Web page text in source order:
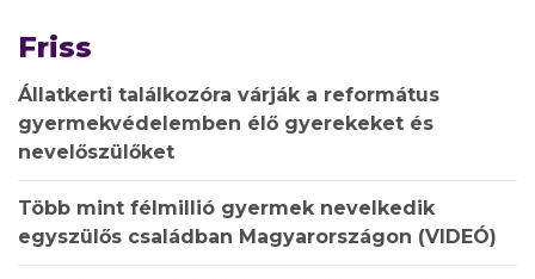
Friss
Állatkerti találkozóra várják a református
gyermekvédelemben élő gyerekeket és
nevelőszülőket
Több mint félmillió gyermek nevelkedik
egyszülős családban Magyarországon (VIDEÓ)